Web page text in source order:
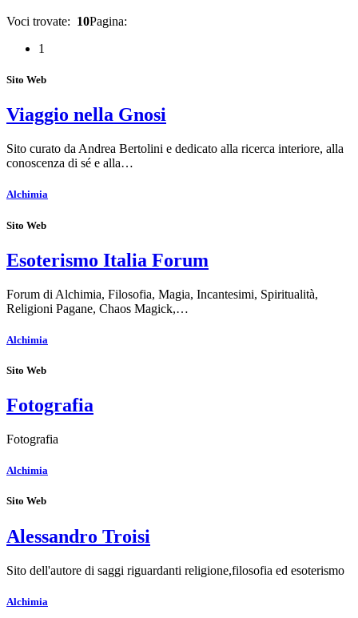
Voci trovate: 10Pagina:
1
Sito Web
Viaggio nella Gnosi
Sito curato da Andrea Bertolini e dedicato alla ricerca interiore, alla
conoscenza di sé e alla…
Alchimia
Sito Web
Esoterismo Italia Forum
Forum di Alchimia, Filosofia, Magia, Incantesimi, Spiritualità,
Religioni Pagane, Chaos Magick,…
Alchimia
Sito Web
Fotografia
Fotografia
Alchimia
Sito Web
Alessandro Troisi
Sito dell'autore di saggi riguardanti religione,filosofia ed esoterismo
Alchimia